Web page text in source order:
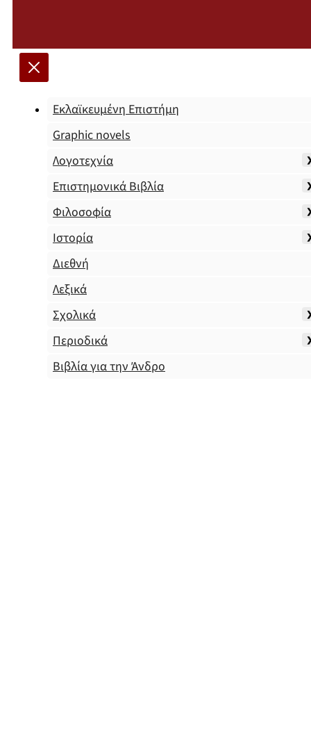
Εκλαϊκευμένη Επιστήμη
Graphic novels
Λογοτεχνία
Επιστημονικά Βιβλία
Φιλοσοφία
Ιστορία
Διεθνή
Λεξικά
Σχολικά
Περιοδικά
Βιβλία για την Άνδρο